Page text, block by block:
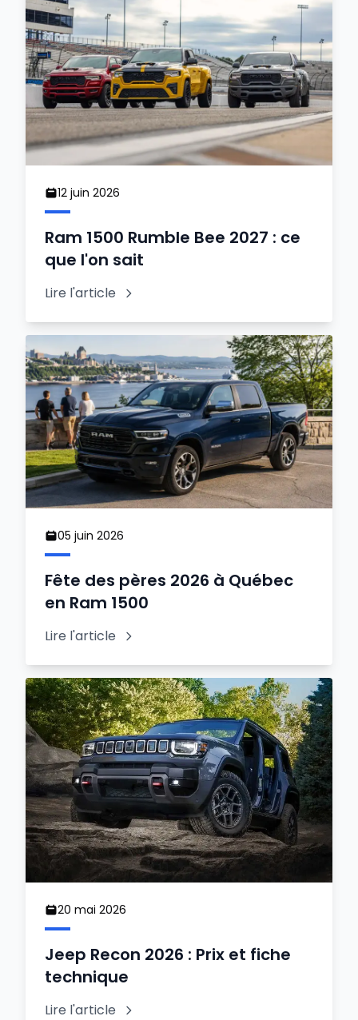
12 juin 2026
Ram 1500 Rumble Bee 2027 : ce
que l'on sait
Lire l'article
05 juin 2026
Fête des pères 2026 à Québec
en Ram 1500
Lire l'article
20 mai 2026
Jeep Recon 2026 : Prix et fiche
technique
Lire l'article